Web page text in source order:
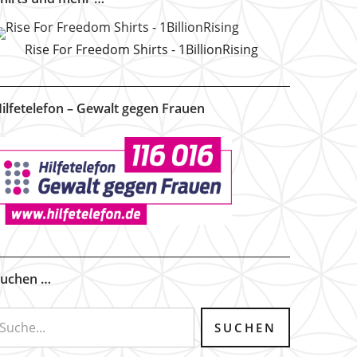
Rise For Freedom Shirts - 1BillionRising
– Gewalt gegen Frauen
…